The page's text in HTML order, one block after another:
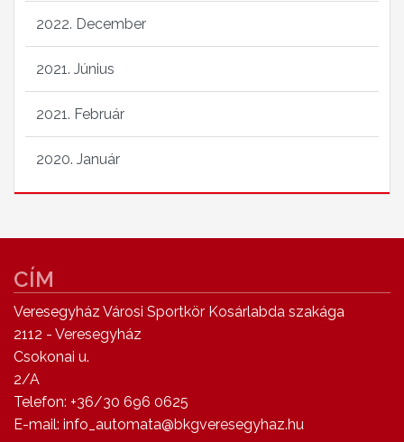
2022. December
2021. Június
2021. Február
2020. Január
CÍM
Veresegyház Városi Sportkör Kosárlabda szakága
2112 - Veresegyház
Csokonai u.
2/A
Telefon: +36/30 696 0625
E-mail: info_automata@bkgveresegyhaz.hu